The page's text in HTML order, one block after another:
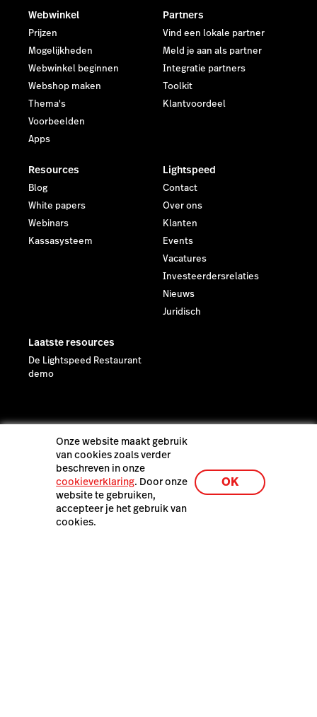
Webwinkel
Prijzen
Mogelijkheden
Webwinkel beginnen
Webshop maken
Thema's
Voorbeelden
Apps
Partners
Vind een lokale partner
Meld je aan als partner
Integratie partners
Toolkit
Klantvoordeel
Resources
Blog
White papers
Webinars
Kassasysteem
Lightspeed
Contact
Over ons
Klanten
Events
Vacatures
Investeerdersrelaties
Nieuws
Juridisch
Laatste resources
De Lightspeed Restaurant
demo
Lightspeed Netherlands B.V., Haarlemmerweg 331, 1051 LH
Amsterdam, Nederland
Onze website maakt gebruik
van cookies zoals verder
beschreven in onze
cookieverklaring. Door onze
website te gebruiken,
accepteer je het gebruik van
cookies.
OK